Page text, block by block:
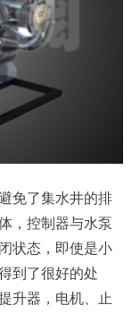
免了集水井的排
，控制器与水泵
状态，即使是小
到了很好的处
升器，电机、止